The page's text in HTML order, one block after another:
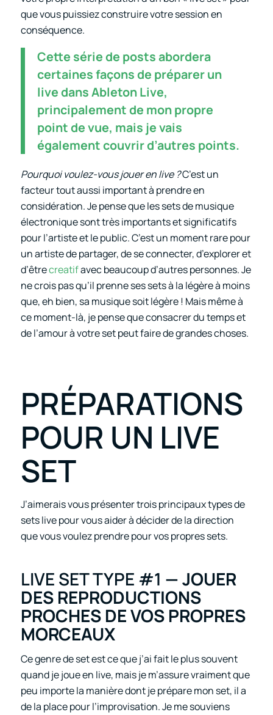
que vous puissiez construire votre session en
conséquence.
Cette série de posts abordera
certaines façons de préparer un
live dans Ableton Live,
principalement de mon propre
point de vue, mais je vais
également couvrir d’autres points.
Pourquoi voulez-vous jouer en live ?C’est un
facteur tout aussi important à prendre en
considération. Je pense que les sets de musique
électronique sont très importants et significatifs
pour l’artiste et le public. C’est un moment rare pour
un artiste de partager, de se connecter, d’explorer et
d’êtrecreatifavec beaucoup d’autres personnes. Je
ne crois pas qu’il prenne ses sets à la légère à moins
que, eh bien, sa musique soit légère ! Mais même à
ce moment-là, je pense que consacrer du temps et
de l’amour à votre set peut faire de grandes choses.
PRÉPARATIONS
POUR UN LIVE
SET
J’aimerais vous présenter trois principaux types de
sets live pour vous aider à décider de la direction
que vous voulez prendre pour vos propres sets.
LIVE SET TYPE #1 — JOUER
DES REPRODUCTIONS
PROCHES DE VOS PROPRES
MORCEAUX
Ce genre de set est ce que j’ai fait le plus souvent
quand je joue en live, mais je m’assure vraiment que
peu importe la manière dont je prépare mon set, il a
de la place pour l’improvisation. Je me souviens